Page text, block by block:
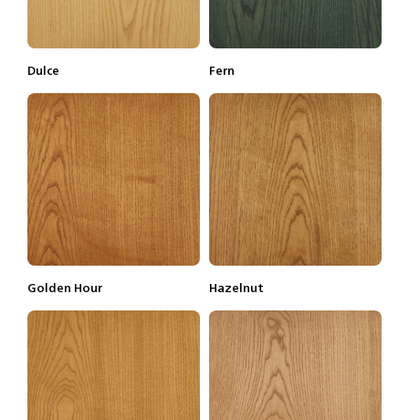
Lisätietoja
Dulce Lisätietoja
Fern
Lisätietoja
Golden Hour Lisätietoja
Hazelnut